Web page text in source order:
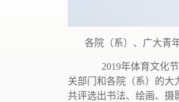
各院（系）、广大青
2019年体育文化节
关部门和各院（系）的大
共评选出书法、绘画、摄